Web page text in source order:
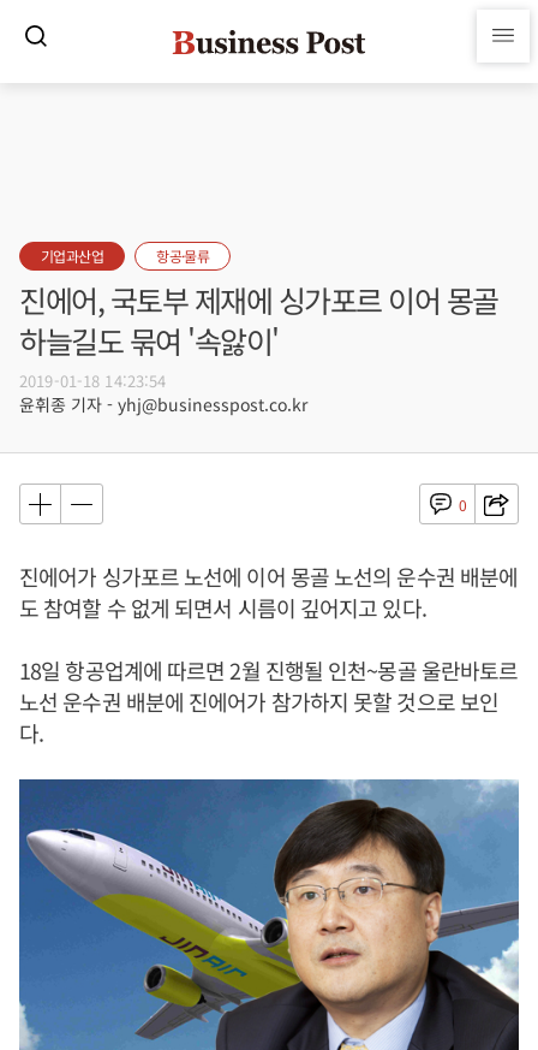
기업과산업 항공·물류
진에어, 국토부 제재에 싱가포르 이어 몽골
하늘길도 묶여 '속앓이'
2019-01-18 14:23:54
윤휘종 기자 - yhj@businesspost.co.kr
0
진에어가 싱가포르 노선에 이어 몽골 노선의 운수권 배분에
도 참여할 수 없게 되면서 시름이 깊어지고 있다.
18일 항공업계에 따르면 2월 진행될 인천~몽골 울란바토르
노선 운수권 배분에 진에어가 참가하지 못할 것으로 보인
다.